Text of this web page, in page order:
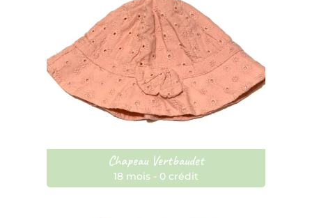
Chapeau Vertbaudet
18 mois - 0 crédit